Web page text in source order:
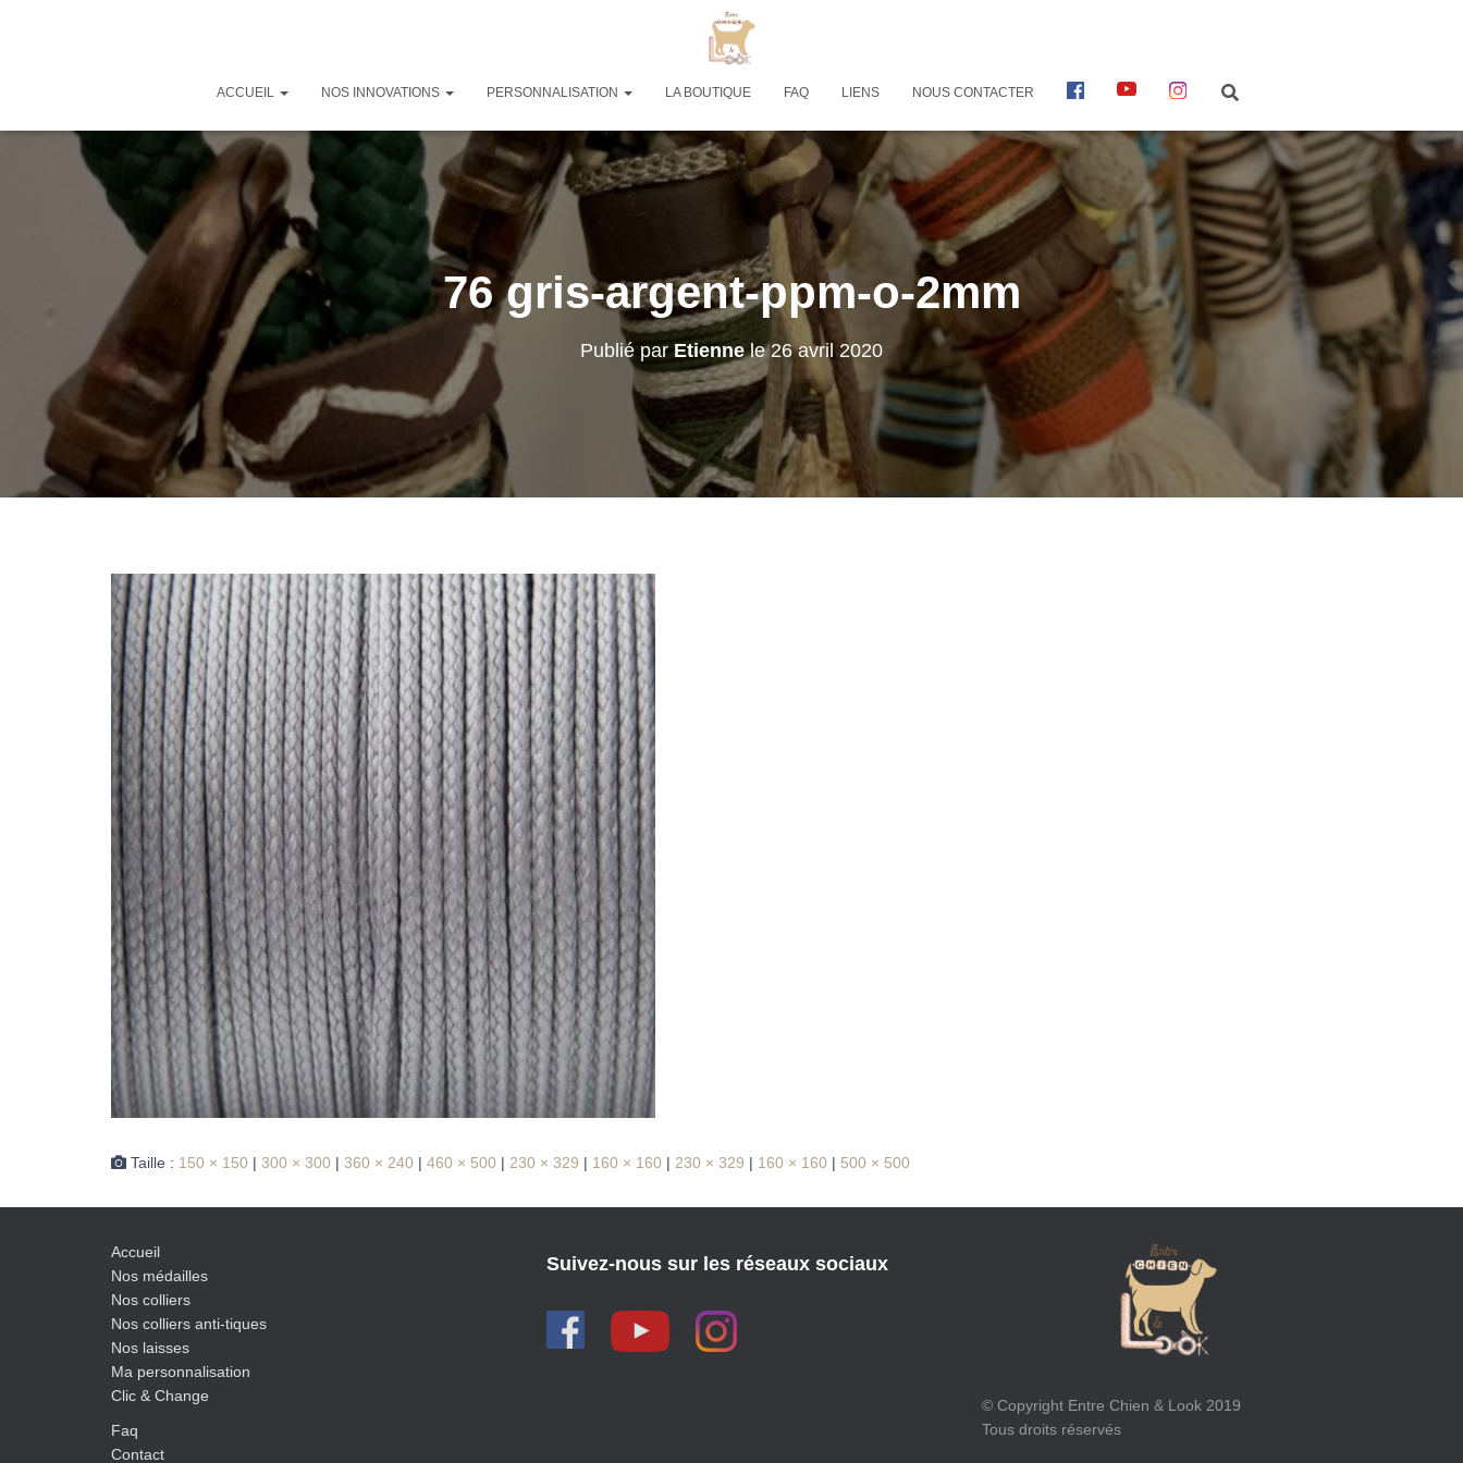
ACCUEIL NOS INNOVATIONS PERSONNALISATION LA BOUTIQUE FAQ LIENS NOUS CONTACTER
C
O
O
Y
U
T
B
E
I
S
T
A
G
76 gris-argent-ppm-o-2mm
Publié parEtiennele26 avril 2020
Taille : 150 × 150 | 300 × 300 | 360 × 240 | 460 × 500 | 230 × 329 | 160 × 160 | 230 × 329 | 160 × 160 | 500 × 500
Accueil
Nos médailles
Nos colliers
Nos colliers anti-tiques
Nos laisses
Ma personnalisation
Clic & Change
Faq
Contact
Suivez-nous sur les réseaux sociaux
© Copyright Entre Chien & Look 2019
Tous droits réservés